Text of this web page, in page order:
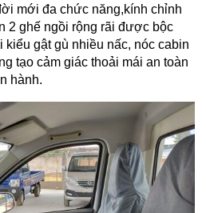
mới đa chức năng,kính chỉnh
2 ghế ngồi rộng rãi được bộc
kiểu gật gù nhiều nấc, nóc cabin
tạo cảm giác thoải mái an toàn
hành.